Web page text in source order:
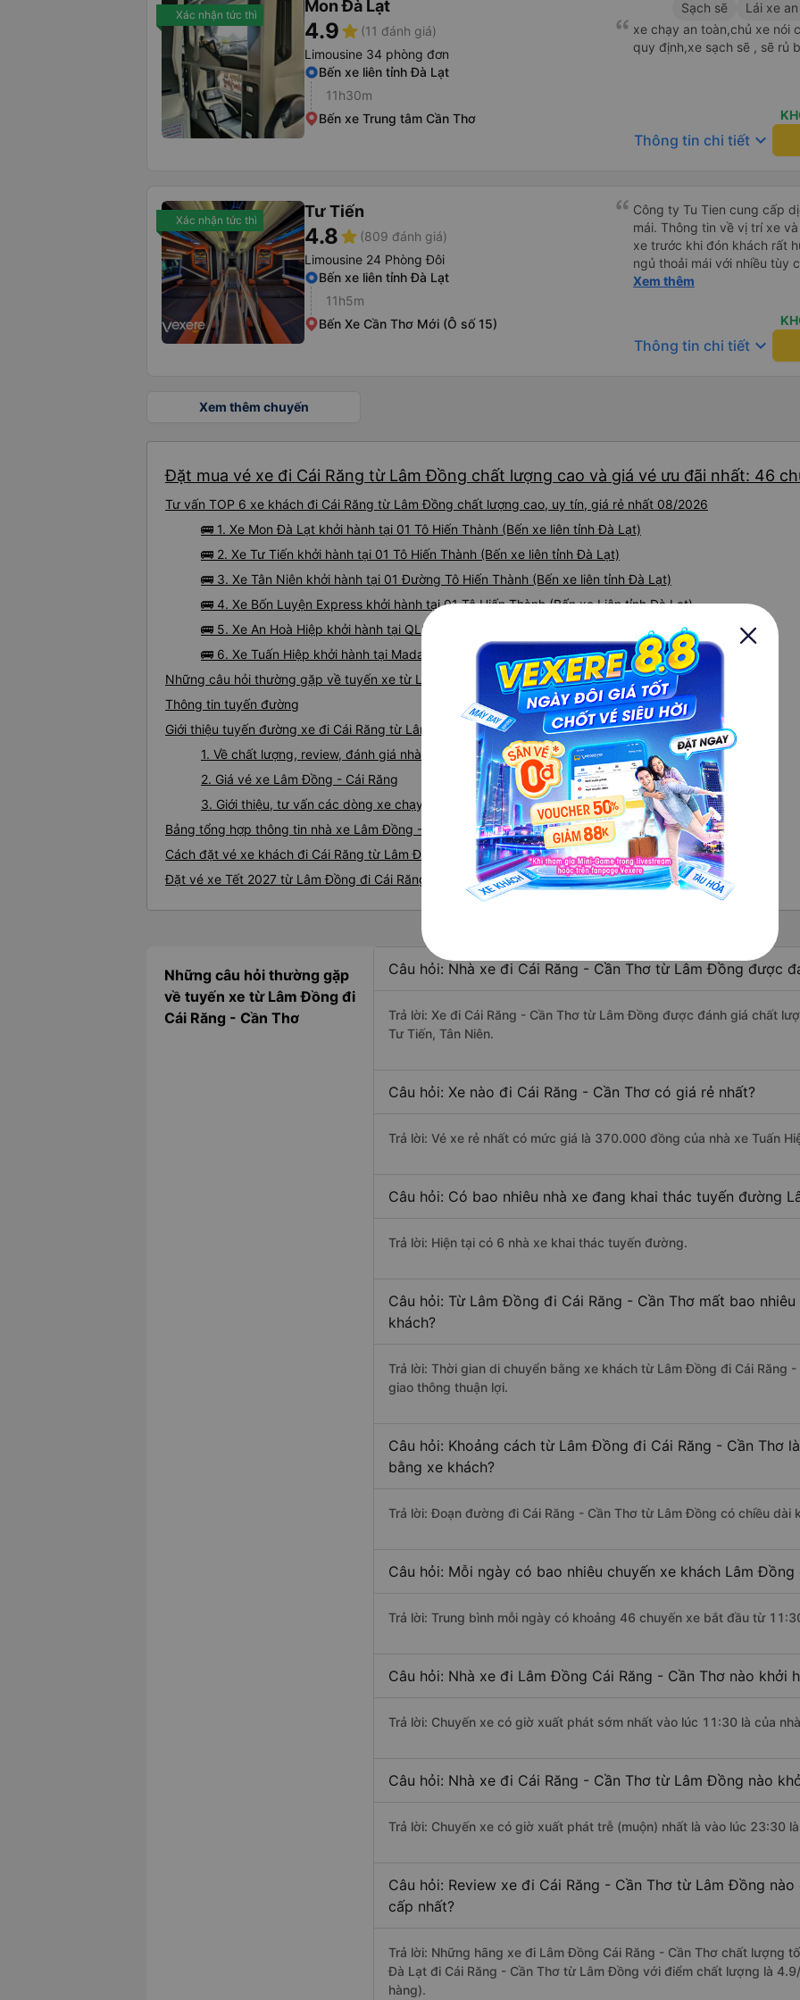
Xác nhận tức thì Mon Đà Lạt
4.9star (11 đánh giá)
Limousine 34 phòng đơn
Bến xe liên tỉnh Đà Lạt
11h30m
Bến xe Trung tâm Cần Thơ
Sạch sẽ Lái xe
xe chạy an toàn,chủ xe nói
quy định,xe sạch sẽ , sẽ rủ
Thông tin chi tiết keyboard_arrow_down
Xác nhận tức thì Tư Tiến
4.8star (809 đánh giá)
Limousine 24 Phòng Đôi
Bến xe liên tỉnh Đà Lạt
11h5m
Bến Xe Cần Thơ Mới (Ô số 15)
Công ty Tu Tien cung cấp
mái. Thông tin về vị trí xe
xe trước khi đón khách rất
ngủ thoải mái với nhiều tùy
USB được đặt ở vị trí thuận
Xem thêm
Thông tin chi tiết keyboard_arrow_down
Xem thêm chuyến
Đặt mua vé xe đi Cái Răng từ Lâm Đồng chất lượng cao và giá vé ưu đãi nhất: 46
Tư vấn TOP 6 xe khách đi Cái Răng từ Lâm Đồng chất lượng cao, uy tín, giá rẻ nhất 08/2026
🚌 1. Xe Mon Đà Lạt khởi hành tại 01 Tô Hiến Thành (Bến xe liên tỉnh Đà Lạt)
🚌 2. Xe Tư Tiến khởi hành tại 01 Tô Hiến Thành (Bến xe liên tỉnh Đà Lạt)
🚌 3. Xe Tân Niên khởi hành tại 01 Đường Tô Hiến Thành (Bến xe liên tỉnh Đà Lạt)
🚌 4. Xe Bốn Luyện Express khởi hành tại 01 Tô Hiến Thành (Bến xe Liên tỉnh Đà Lạt)
🚌 5. Xe An Hoà Hiệp khởi hành tại QL20
🚌 6. Xe Tuấn Hiệp khởi hành tại Madaguoi
Những câu hỏi thường gặp về tuyến xe từ Lâm Đồng đi Cái Răng
Thông tin tuyến đường
Giới thiệu tuyến đường xe đi Cái Răng từ Lâm Đồng
1. Về chất lượng, review, đánh giá nhà xe Lâm Đồng Cái Răng
2. Giá vé xe Lâm Đồng - Cái Răng
3. Giới thiệu, tư vấn các dòng xe chạy tuyến đường Lâm Đồng đi Cái Răng
Bảng tổng hợp thông tin nhà xe Lâm Đồng - Cái Răng
Cách đặt vé xe khách đi Cái Răng từ Lâm Đồng nhanh và uy tín nhất
Đặt vé xe Tết 2027 từ Lâm Đồng đi Cái Răng
Những câu hỏi thường gặp
về tuyến xe từ Lâm Đồng đi
Cái Răng - Cần Thơ
Câu hỏi: Nhà xe đi Cái Răng - Cần Thơ từ Lâm Đồng được
Trả lời: Xe đi Cái Răng - Cần Thơ từ Lâm Đồng được đánh giá chất
Tư Tiến, Tân Niên.
Câu hỏi: Xe nào đi Cái Răng - Cần Thơ có giá rẻ nhất?
Trả lời: Vé xe rẻ nhất có mức giá là 370.000 đồng của nhà xe Tuấn
Câu hỏi: Có bao nhiêu nhà xe đang khai thác tuyến đường
Trả lời: Hiện tại có 6 nhà xe khai thác tuyến đường.
Câu hỏi: Từ Lâm Đồng đi Cái Răng - Cần Thơ mất bao
khách?
Trả lời: Thời gian di chuyển bằng xe khách từ Lâm Đồng đi Cái Răng
giao thông thuận lợi.
Câu hỏi: Khoảng cách từ Lâm Đồng đi Cái Răng - Cần Thơ
bằng xe khách?
Trả lời: Đoạn đường đi Cái Răng - Cần Thơ từ Lâm Đồng có chiều dài
Câu hỏi: Mỗi ngày có bao nhiêu chuyến xe khách Lâm
Trả lời: Trung bình mỗi ngày có khoảng 46 chuyến xe bắt đầu từ
Câu hỏi: Nhà xe đi Lâm Đồng Cái Răng - Cần Thơ nào khởi
Trả lời: Chuyến xe có giờ xuất phát sớm nhất vào lúc 11:30 là của
Câu hỏi: Nhà xe đi Cái Răng - Cần Thơ từ Lâm Đồng nào
Trả lời: Chuyến xe có giờ xuất phát trễ (muộn) nhất là vào lúc 23:30
Câu hỏi: Review xe đi Cái Răng - Cần Thơ từ Lâm Đồng
cấp nhất?
Trả lời: Những hãng xe đi Lâm Đồng Cái Răng - Cần Thơ chất lượng
Đà Lạt đi Cái Răng - Cần Thơ từ Lâm Đồng với điểm chất lượng là
hàng).